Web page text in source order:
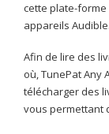
cette plate-
appareils Audible.
Afin de lire des
où, TunePat Any
télécharger des
vous permettant